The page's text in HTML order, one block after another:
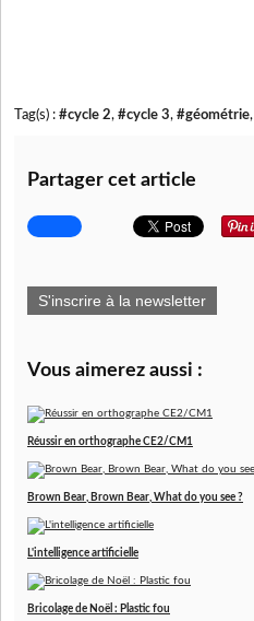
Tag(s) : #cycle 2, #cycle 3, #géométrie,
Partager cet article
S'inscrire à la newsletter
Vous aimerez aussi :
Réussir en orthographe CE2/CM1
Brown Bear, Brown Bear, What do you see ?
L'intelligence artificielle
Bricolage de Noël : Plastic fou